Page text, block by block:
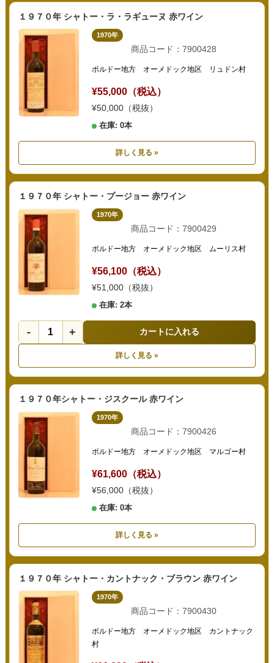
１９７０年 シャトー・ラ・ラギューヌ 赤ワイン
1970年
商品コード：7900428
ボルドー地方 オーメドック地区 リュドン村
¥55,000（税込）
¥50,000（税抜）
在庫: 0本
詳しく見る »
１９７０年 シャトー・プージョー 赤ワイン
1970年
商品コード：7900429
ボルドー地方 オーメドック地区 ムーリス村
¥56,100（税込）
¥51,000（税抜）
在庫: 2本
- + カートに入れる
詳しく見る »
１９７０年シャトー・ジスクール 赤ワイン
1970年
商品コード：7900426
ボルドー地方 オーメドック地区 マルゴー村
¥61,600（税込）
¥56,000（税抜）
在庫: 0本
詳しく見る »
１９７０年 シャトー・カントナック・ブラウン 赤ワイン
1970年
商品コード：7900430
ボルドー地方 オーメドック地区 カントナック
村